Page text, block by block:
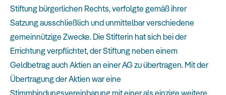
Stiftung bürgerlichen Rechts, verfolgte gemäß ihrer
Satzung ausschließlich und unmittelbar verschiedene
gemeinnützige Zwecke. Die Stifterin hat sich bei der
Errichtung verpflichtet, der Stiftung neben einem
Geldbetrag auch Aktien an einer AG zu übertragen. Mit der
Übertragung der Aktien war eine
Stimmbindungsvereinbarung mit einer als einzige weitere